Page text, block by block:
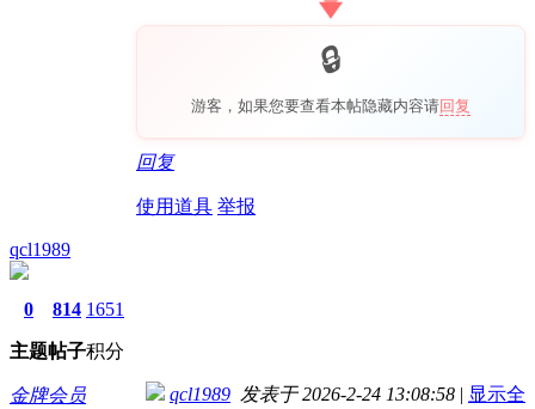
游客，如果您要查看本帖隐藏内容请回复
回复
使用道具 举报
qcl1989
0
主题
814
帖子
1651
积分
金牌会员 qcl1989 发表于 2026-2-24 13:08:58 | 显示全